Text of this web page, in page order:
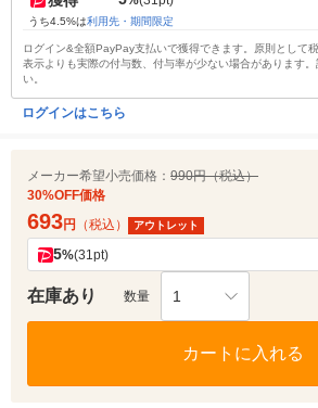
うち4.5%は利用先・期間限定
ログイン&全額PayPay支払いで獲得できます。原則として
表示よりも実際の付与数、付与率が少ない場合があります
い。
ログインはこちら
メーカー希望小売価格： 990円（税込）
30%OFF価格
693円 （税込） アウトレット
5%(31pt)
在庫あり 数量 1
カートに入れる